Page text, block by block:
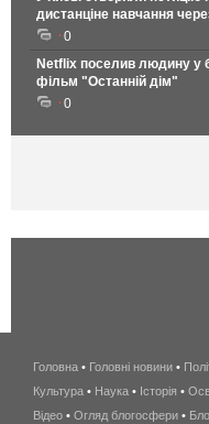
дистанціне навчання
0
Netflix поселив людину у
фільм "Останній дім"
0
Головна • Головні новини •
Культура • Наука • Історія •
Відео • Огляд блогосфери •